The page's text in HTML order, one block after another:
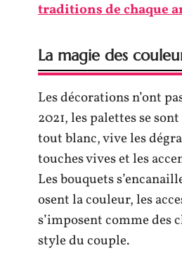
traditions de chaque
La magie des
Les décorations n’ont
2021, les palettes se
tout blanc, vive les
touches vives et les
Les bouquets
osent la couleur, les
s’imposent comme des
style du couple.